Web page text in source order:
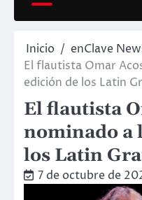
Inicio
enClave
El flautista Omar
edición de los Latin
El flautista
nominado a
los Latin
7 de octubre de